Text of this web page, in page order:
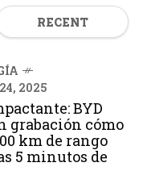
RECENT
2025
BYD
grabación cómo
km de rango
5 minutos de